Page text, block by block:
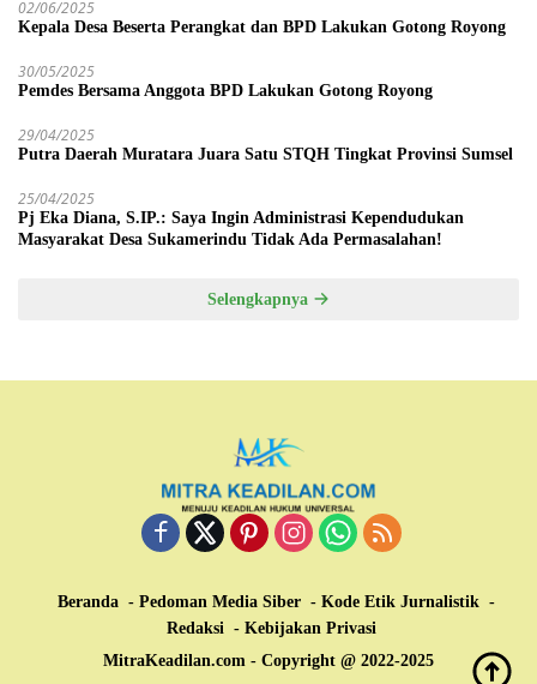
02/06/2025
Kepala Desa Beserta Perangkat dan BPD Lakukan Gotong Royong
30/05/2025
Pemdes Bersama Anggota BPD Lakukan Gotong Royong
29/04/2025
Putra Daerah Muratara Juara Satu STQH Tingkat Provinsi Sumsel
25/04/2025
Pj Eka Diana, S.IP.: Saya Ingin Administrasi Kependudukan
Masyarakat Desa Sukamerindu Tidak Ada Permasalahan!
Selengkapnya
Beranda Pedoman Media Siber
Kode Etik Jurnalistik
Redaksi
Kebijakan Privasi
MitraKeadilan.com - Copyright @ 2022-2025